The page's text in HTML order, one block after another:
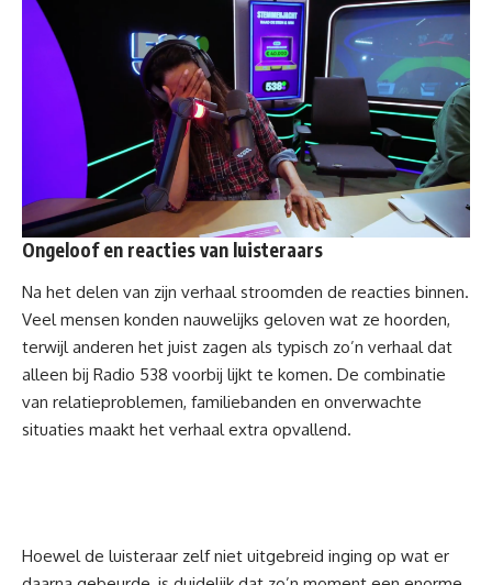
Ongeloof en reacties van luisteraars
Na het delen van zijn verhaal stroomden de reacties binnen.
Veel mensen konden nauwelijks geloven wat ze hoorden,
terwijl anderen het juist zagen als typisch zo’n verhaal dat
alleen bij Radio 538 voorbij lijkt te komen. De combinatie
van relatieproblemen, familiebanden en onverwachte
situaties maakt het verhaal extra opvallend.
Hoewel de luisteraar zelf niet uitgebreid inging op wat er